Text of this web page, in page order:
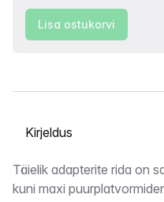
Lisa ostukorvi
Vahekaardi valimine
Kirjeldus
Täielik adapterite rida on
kuni maxi